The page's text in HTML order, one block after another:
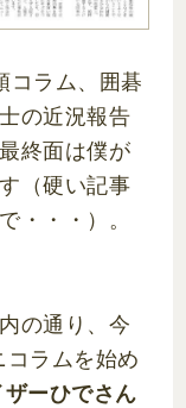
コラム、囲碁
の近況報告
終面は僕が
（硬い記事
・・・）。
の通り、今
コラムを始め
ーひでさん